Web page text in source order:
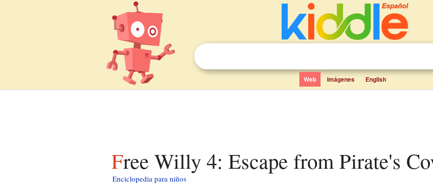
Web Imágenes English
Free Willy 4: Escape from Pirate's
Enciclopedia para niños